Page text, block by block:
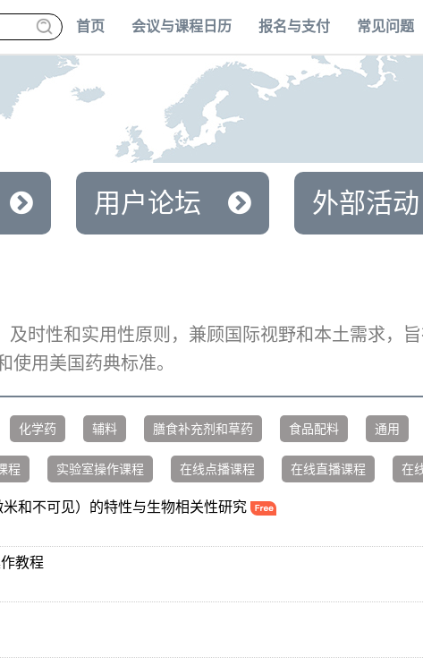
首页 会议与课程日历 报名与支付 常见问题
用户论坛 外部活动
及时性和实用性原则，兼顾国际视野和本土需求，
使用美国药典标准。
化学药 辅料 膳食补充剂和草药 食品配料 通用
程 实验室操作课程 在线点播课程 在线直播课程 在
和不可见）的特性与生物相关性研究
教程